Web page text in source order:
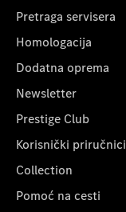
Pretraga servisera
Homologacija
Dodatna oprema
Newsletter
Prestige Club
Korisnički priručnici
Collection
Pomoć na cesti